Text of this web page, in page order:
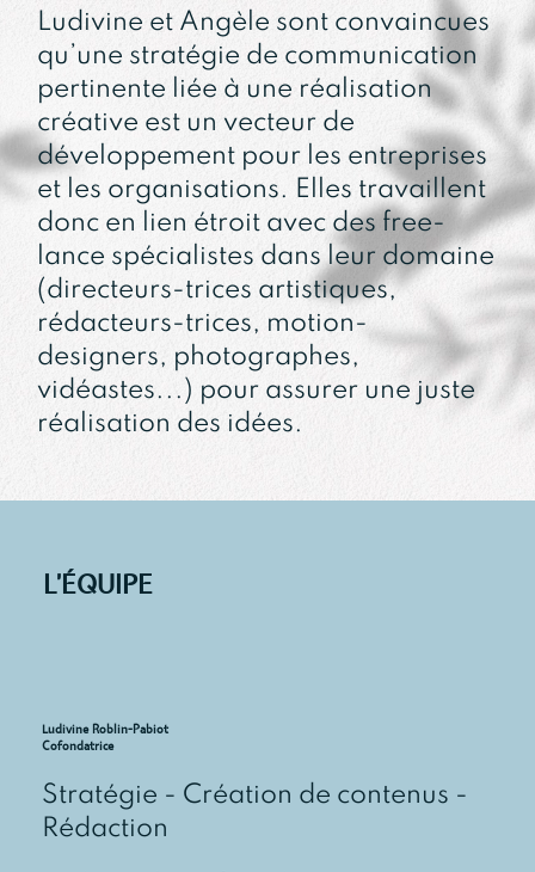
Ludivine et Angèle sont convaincues
qu’une stratégie de communication
pertinente liée à une réalisation
créative est un vecteur de
développement pour les entreprises
et les organisations. Elles travaillent
donc en lien étroit avec des free-
lance spécialistes dans leur domaine
(directeurs-trices artistiques,
rédacteurs-trices, motion-
designers, photographes,
vidéastes...) pour assurer une juste
réalisation des idées.
L'ÉQUIPE
Stratégie - Création de contenus -
Rédaction
Ludivine Roblin-Pabiot
Cofondatrice